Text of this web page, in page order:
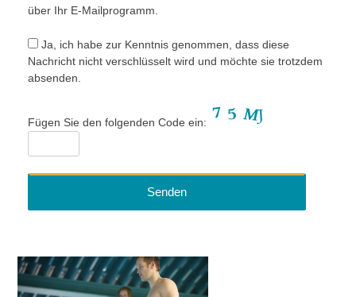
über Ihr E-Mailprogramm.
Ja, ich habe zur Kenntnis genommen, dass diese
Nachricht nicht verschlüsselt wird und möchte sie trotzdem
absenden.
Fügen Sie den folgenden Code ein: